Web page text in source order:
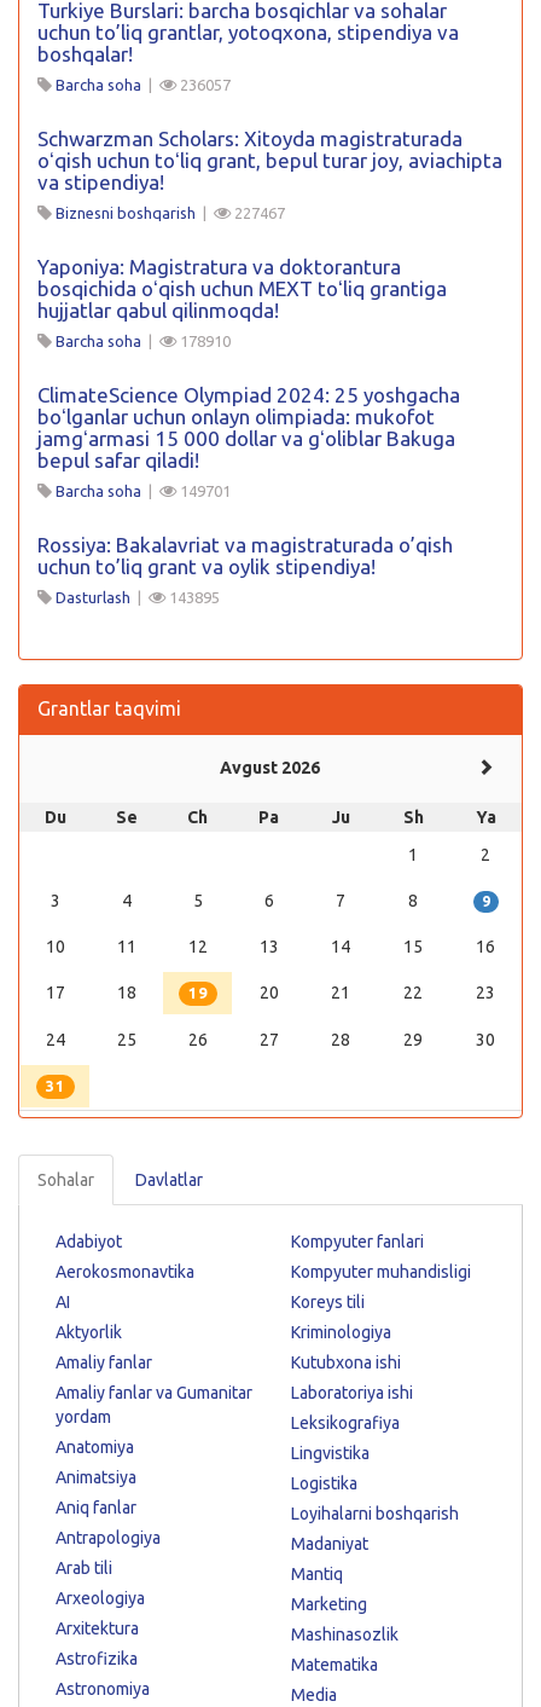
Turkiye Burslari: barcha bosqichlar va sohalar
uchun to’liq grantlar, yotoqxona, stipendiya va
boshqalar!
Barcha soha | 236057
Schwarzman Scholars: Xitoyda magistraturada
oʻqish uchun toʻliq grant, bepul turar joy, aviachipta
va stipendiya!
Biznesni boshqarish | 227467
Yaponiya: Magistratura va doktorantura
bosqichida oʻqish uchun MEXT toʻliq grantiga
hujjatlar qabul qilinmoqda!
Barcha soha | 178910
ClimateScience Olympiad 2024: 25 yoshgacha
boʻlganlar uchun onlayn olimpiada: mukofot
jamgʻarmasi 15 000 dollar va gʻoliblar Bakuga
bepul safar qiladi!
Barcha soha | 149701
Rossiya: Bakalavriat va magistraturada o’qish
uchun to’liq grant va oylik stipendiya!
Dasturlash | 143895
Grantlar taqvimi
Avgust 2026
Du Se Ch Pa Ju Sh
Ya
1
2
3 4 5 6 7 8 9
10 11 12 13 14 15 16
17 18 19 20 21 22 23
24 25 26 27 28 29 30
31
Sohalar Davlatlar
Adabiyot
Aerokosmonavtika
AI
Aktyorlik
Amaliy fanlar
Amaliy fanlar va Gumanitar
yordam
Anatomiya
Animatsiya
Aniq fanlar
Antrapologiya
Arab tili
Arxeologiya
Arxitektura
Astrofizika
Astronomiya
Kompyuter fanlari
Kompyuter muhandisligi
Koreys tili
Kriminologiya
Kutubxona ishi
Laboratoriya ishi
Leksikografiya
Lingvistika
Logistika
Loyihalarni boshqarish
Madaniyat
Mantiq
Marketing
Mashinasozlik
Matematika
Media